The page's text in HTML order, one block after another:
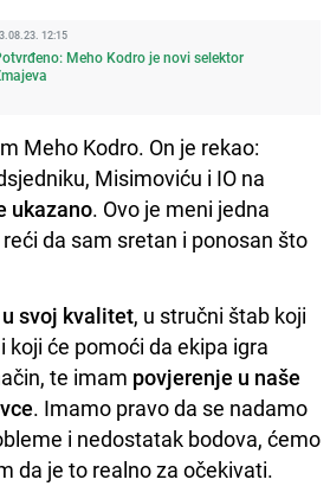
12:15
Meho Kodro je novi selektor
Meho Kodro. On je rekao:
Misimoviću i IO na
ukazano. Ovo je meni jedna
da sam sretan i ponosan što
svoj kvalitet, u stručni štab koji
će pomoći da ekipa igra
te imam povjerenje u naše
. Imamo pravo da se nadamo
i nedostatak bodova, ćemo
da je to realno za očekivati.